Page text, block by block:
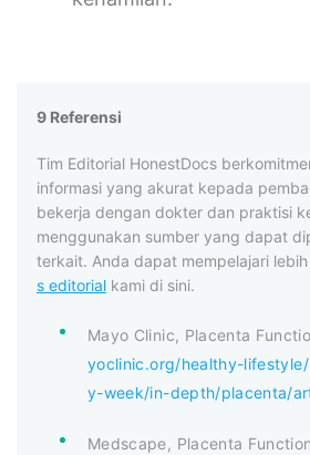
9 Referensi
Tim Editorial HonestDocs
informasi yang akurat kepada
bekerja dengan dokter dan praktisi
menggunakan sumber yang dapat
terkait. Anda dapat mempelajari
s editorial kami di sini.
Mayo Clinic, Placenta
yoclinic.org/healthy-
y-week/in-depth/placenta/
Medscape, Placenta